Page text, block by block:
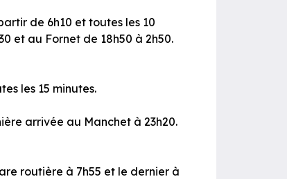
de 6h10 et toutes les 10
et au Fornet de 18h50 à 2h50.
les 15 minutes.
arrivée au Manchet à 23h20.
routière à 7h55 et le dernier à